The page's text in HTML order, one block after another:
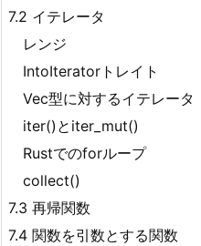
7.2 イテレータ
レンジ
IntoIteratorトレイト
Vec型に対するイテレータ
iter()とiter_mut()
Rustでのforループ
collect()
7.3 再帰関数
7.4 関数を引数とする関数